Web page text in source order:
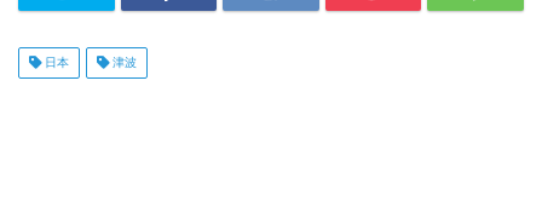
日本 津波